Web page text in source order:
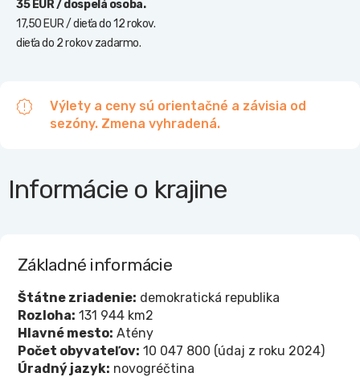
35 EUR / dospelá osoba.
17,50 EUR / dieťa do 12 rokov.
dieťa do 2 rokov zadarmo.
Výlety a ceny sú orientačné a závisia od
sezóny. Zmena vyhradená.
Informácie o krajine
Základné informácie
Štátne zriadenie: demokratická republika
Rozloha: 131 944 km2
Hlavné mesto: Atény
Počet obyvateľov: 10 047 800 (údaj z roku 2024)
Úradný jazyk: novogréčtina